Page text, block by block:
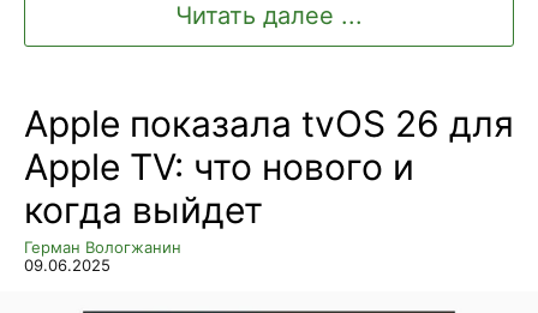
Читать далее ...
Apple показала tvOS 26 для
Apple TV: что нового и
когда выйдет
Герман Вологжанин
09.06.2025